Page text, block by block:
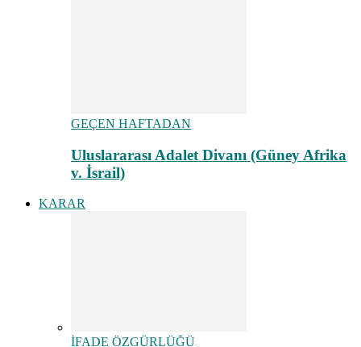
GEÇEN HAFTADAN
Uluslararası Adalet Divanı (Güney Afrika
v. İsrail)
KARAR
İFADE ÖZGÜRLÜĞÜ